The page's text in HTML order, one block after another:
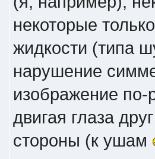
некоторые
жидкости (типа
нарушение
изображение по-
двигая глаза
стороны (к ушам